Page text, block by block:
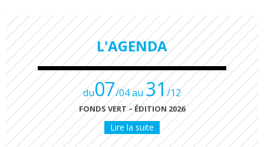
L'AGENDA
du07/04 au31/12
FONDS VERT – ÉDITION 2026
Lire la suite